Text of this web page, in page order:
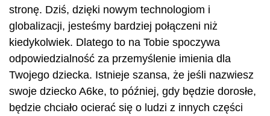
stronę. Dziś, dzięki nowym technologiom i
globalizacji, jesteśmy bardziej połączeni niż
kiedykolwiek. Dlatego to na Tobie spoczywa
odpowiedzialność za przemyślenie imienia dla
Twojego dziecka. Istnieje szansa, że jeśli nazwiesz
swoje dziecko A6ke, to później, gdy będzie dorosłe,
będzie chciało ocierać się o ludzi z innych części